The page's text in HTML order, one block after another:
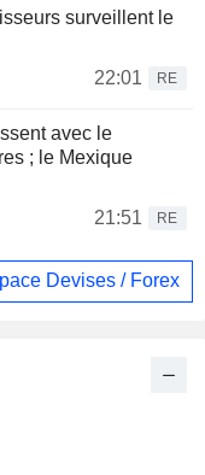
surveillent le
22:01
RE
avec le
; le Mexique
21:51
RE
Devises / Forex